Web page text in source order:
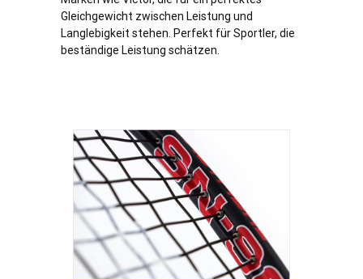
Gleichgewicht zwischen Leistung und
Langlebigkeit stehen. Perfekt für Sportler, die
beständige Leistung schätzen.